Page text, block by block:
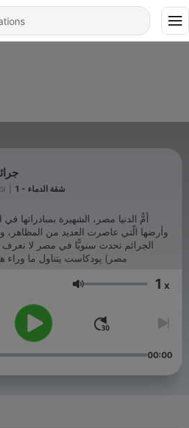
1 - شقة الدماء
أُمُّ الدنيا مصر، الشهيرة بمبادراتها في
وأرضها الّتي عاصرت العديد من المظاهر،
الجرائم تحدث سنويًّا في مصر لا نعرف
مصر) پودكاست يتناول ما وراء
Volume 1 x
00:00